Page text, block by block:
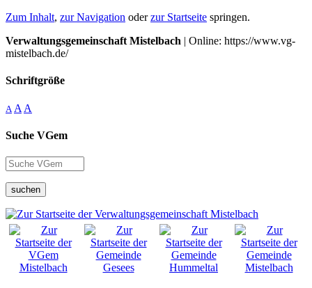
Zum Inhalt, zur Navigation oderzur Startseite springen.
Verwaltungsgemeinschaft Mistelbach | Online: https://www.vg-
mistelbach.de/
Schriftgröße
A A A
Suche VGem
suchen